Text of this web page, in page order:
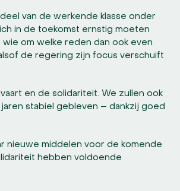
van de werkende klasse onder
in de toekomst ernstig moeten
om welke reden dan ook even
de regering zijn focus verschuift
en de solidariteit. We zullen ook
stabiel gebleven – dankzij goed
nieuwe middelen voor de komende
hebben voldoende